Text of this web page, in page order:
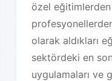
özel
olarak aldıkları
sektördeki en
uygulamaları ve